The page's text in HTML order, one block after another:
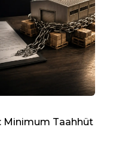
Minimum Taahhüt